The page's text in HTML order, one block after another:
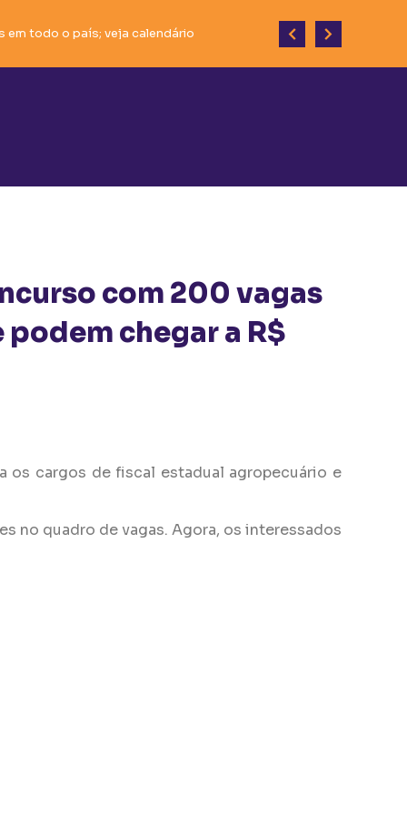
desenvolvimento do município.
com 200 vagas
chegar a R$
os cargos de fiscal estadual agropecuário e
no quadro de vagas. Agora, os interessados